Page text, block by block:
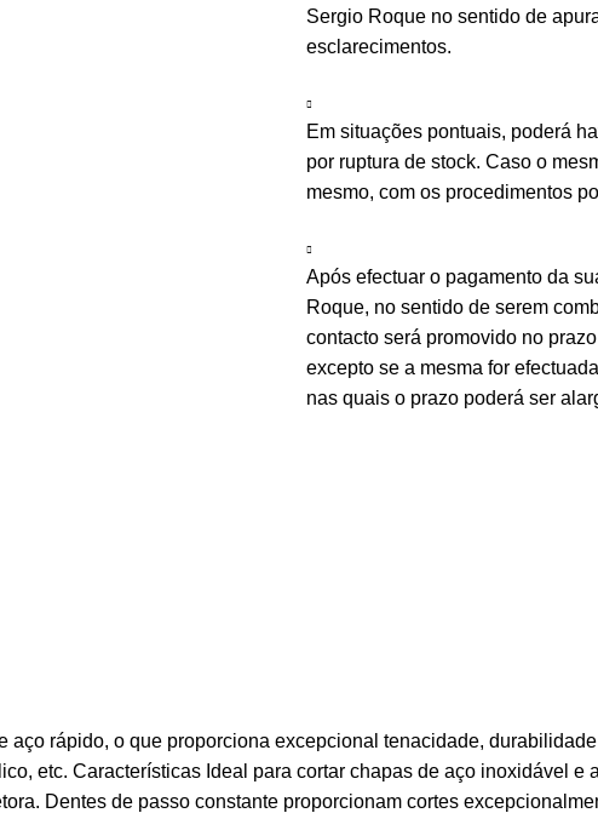
Sergio Roque no sentido de
esclarecimentos.
Em situações pontuais, poderá
por ruptura de stock. Caso o
mesmo, com os procedimentos
Após efectuar o pagamento da
Roque, no sentido de serem
contacto será promovido no
excepto se a mesma for
nas quais o prazo poderá ser
rápido, o que proporciona excepcional tenacidade,
etc. Características Ideal para cortar chapas de aço inoxidável e
Dentes de passo constante proporcionam cortes